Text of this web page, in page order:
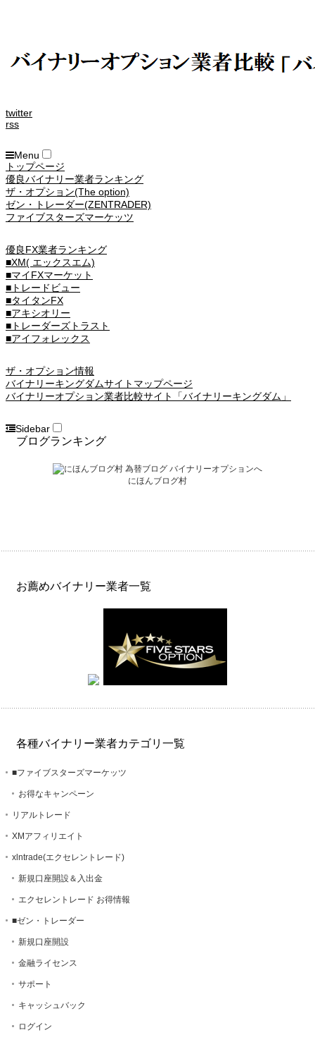
twitter
rss
Menu
トップページ
優良バイナリー業者ランキング
ザ・オプション(The option)
ゼン・トレーダー(ZENTRADER)
ファイブスターズマーケッツ
優良FX業者ランキング
■XM( エックスエム)
■マイFXマーケット
■トレードビュー
■タイタンFX
■アキシオリー
■トレーダーズトラスト
■アイフォレックス
ザ・オプション情報
バイナリーキングダムサイトマップページ
バイナリーオプション業者比較サイト「バイナリーキングダム」
Sidebar
ブログランキング
にほんブログ村
お薦めバイナリー業者一覧
各種バイナリー業者カテゴリ一覧
■ファイブスターズマーケッツ
お得なキャンペーン
リアルトレード
XMアフィリエイト
xlntrade(エクセレントレード)
新規口座開設＆入出金
エクセレントレード お得情報
■ゼン・トレーダー
新規口座開設
金融ライセンス
サポート
キャッシュバック
ログイン